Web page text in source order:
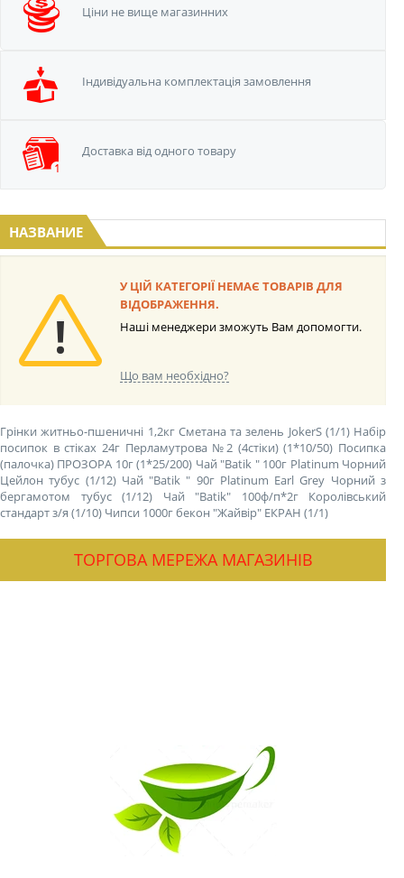
Ціни не вище магазинних
Iндивідуальна комплектація замовлення
Доставка від одного товару
НАЗВАНИЕ
У ЦІЙ КАТЕГОРІЇ НЕМАЄ ТОВАРІВ ДЛЯ
ВІДОБРАЖЕННЯ.
Наші менеджери зможуть Вам допомогти.
Що вам необхідно?
Грінки житньо-пшеничні 1,2кг Сметана та зелень JokerS (1/1) Набір
посипок в стіках 24г Перламутрова №2 (4стіки) (1*10/50) Посипка
(палочка) ПРОЗОРА 10г (1*25/200) Чай "Batik " 100г Platinum Чорний
Цейлон тубус (1/12) Чай "Batik " 90г Platinum Earl Grey Чорний з
бергамотом тубус (1/12)
Чай "Batik" 100ф/п*2г Королівський
стандарт з/я (1/10) Чипси 1000г бекон "Жайвір" ЕКРАН (1/1)
ТОРГОВА МЕРЕЖА МАГАЗИНІВ